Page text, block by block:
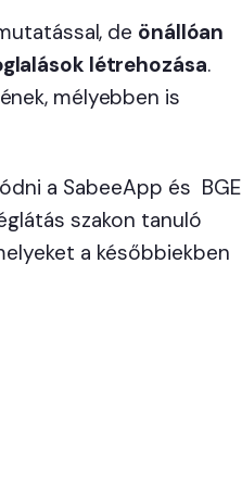
de önállóan
létrehozása.
mélyebben is
a SabeeApp és BGE
szakon tanuló
a későbbiekben